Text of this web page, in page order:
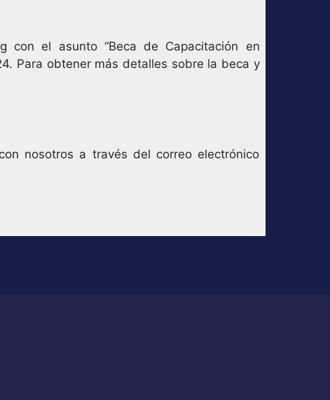
con el asunto “Beca de Capacitación en
Para obtener más detalles sobre la beca y
nosotros a través del correo electrónico